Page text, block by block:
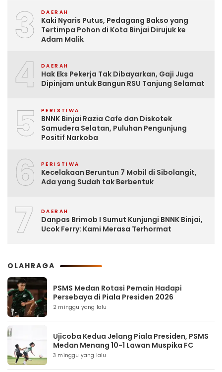
3 DAERAH
Kaki Nyaris Putus, Pedagang Bakso yang
Tertimpa Pohon di Kota Binjai Dirujuk ke
Adam Malik
4 DAERAH
Hak Eks Pekerja Tak Dibayarkan, Gaji Juga
Dipinjam untuk Bangun RSU Tanjung Selamat
5 PERISTIWA
BNNK Binjai Razia Cafe dan Diskotek
Samudera Selatan, Puluhan Pengunjung
Positif Narkoba
6 PERISTIWA
Kecelakaan Beruntun 7 Mobil di Sibolangit,
Ada yang Sudah tak Berbentuk
7 DAERAH
Danpas Brimob I Sumut Kunjungi BNNK Binjai,
Ucok Ferry: Kami Merasa Terhormat
OLAHRAGA
PSMS Medan Rotasi Pemain Hadapi
Persebaya di Piala Presiden 2026
2 minggu yang lalu
Ujicoba Kedua Jelang Piala Presiden, PSMS
Medan Menang 10-1 Lawan Muspika FC
3 minggu yang lalu